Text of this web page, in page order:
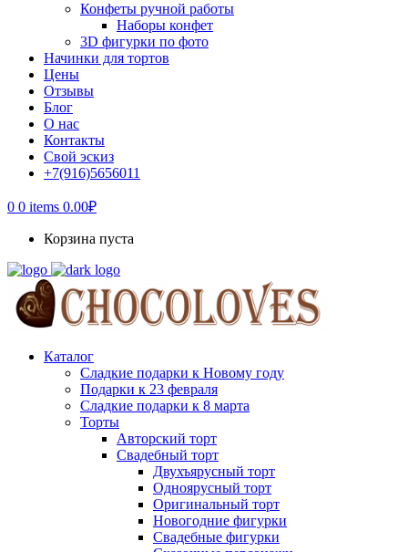
Конфеты ручной работы
Наборы конфет
3D фигурки по фото
Начинки для тортов
Цены
Отзывы
Блог
О нас
Контакты
Свой эскиз
+7(916)5656011
0 0 items 0.00₽
Корзина пуста
Каталог
Сладкие подарки к Новому году
Подарки к 23 февраля
Сладкие подарки к 8 марта
Торты
Авторский торт
Свадебный торт
Двухъярусный торт
Одноярусный торт
Оригинальный торт
Новогодние фигурки
Свадебные фигурки